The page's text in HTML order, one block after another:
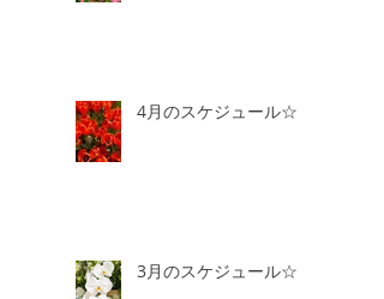
4月のスケジュール☆
3月のスケジュール☆